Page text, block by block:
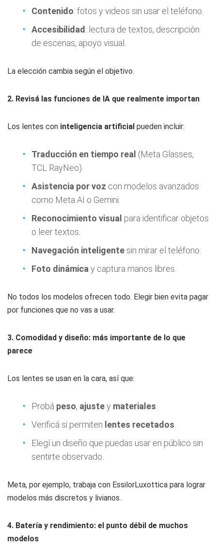
Contenido: fotos y videos sin usar el teléfono.
Accesibilidad : lectura de textos, descripción
de escenas, apoyo visual.
La elección cambia según el objetivo.
2. Revisá las funciones de IA que realmente importan
Los lentes con inteligencia artificial pueden incluir:
Traducción en tiempo real (Meta Glasses,
TCL RayNeo).
Asistencia por voz con modelos avanzados
como Meta AI o Gemini.
Reconocimiento visual para identificar objetos
o leer textos.
Navegación inteligente sin mirar el teléfono.
Foto dinámica y captura manos libres.
No todos los modelos ofrecen todo. Elegir bien evita pagar
por funciones que no vas a usar.
3. Comodidad y diseño: más importante de lo que
parece
Los lentes se usan en la cara, así que:
Probá peso, ajustey materiales
Verificá si permiten lentes recetados
Elegí un diseño que puedas usar en público sin
sentirte observado.
Meta, por ejemplo, trabaja con EssilorLuxottica para lograr
modelos más discretos y livianos.
4. Batería y rendimiento: el punto débil de muchos
modelos